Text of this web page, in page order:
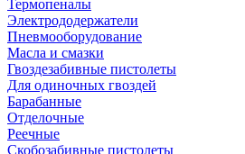
Термопеналы
Электрододержатели
Пневмооборудование
Масла и смазки
Гвоздезабивные пистолеты
Для одиночных гвоздей
Барабанные
Отделочные
Реечные
Скобозабивные пистолеты